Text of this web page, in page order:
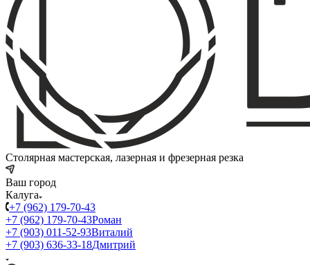
Столярная мастерская, лазерная и фрезерная резка
Ваш город
Калуга
+7 (962) 179-70-43
+7 (962) 179-70-43Роман
+7 (903) 011-52-93Виталий
+7 (903) 636-33-18Дмитрий